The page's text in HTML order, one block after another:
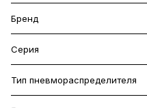
Бренд
Серия
Тип пневмораспределителя